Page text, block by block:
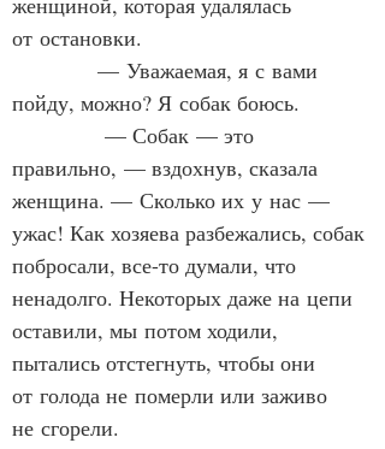
от остановки.
— Уважаемая, я с вами
пойду, можно? Я собак боюсь.
— Собак — это
правильно, — вздохнув, сказала
женщина. — Сколько их у нас —
ужас! Как хозяева разбежались, собак
побросали, все-то думали, что
ненадолго. Некоторых даже на цепи
оставили, мы потом ходили,
пытались отстегнуть, чтобы они
от голода не померли или заживо
не сгорели.